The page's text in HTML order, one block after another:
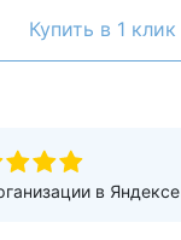
Купить в 1 клик
в Яндексе